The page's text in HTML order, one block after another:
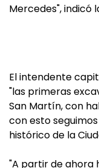
Mercedes", indicó
El intendente
"las primeras
San Martín, con
con esto
histórico de la
"A partir de ahora